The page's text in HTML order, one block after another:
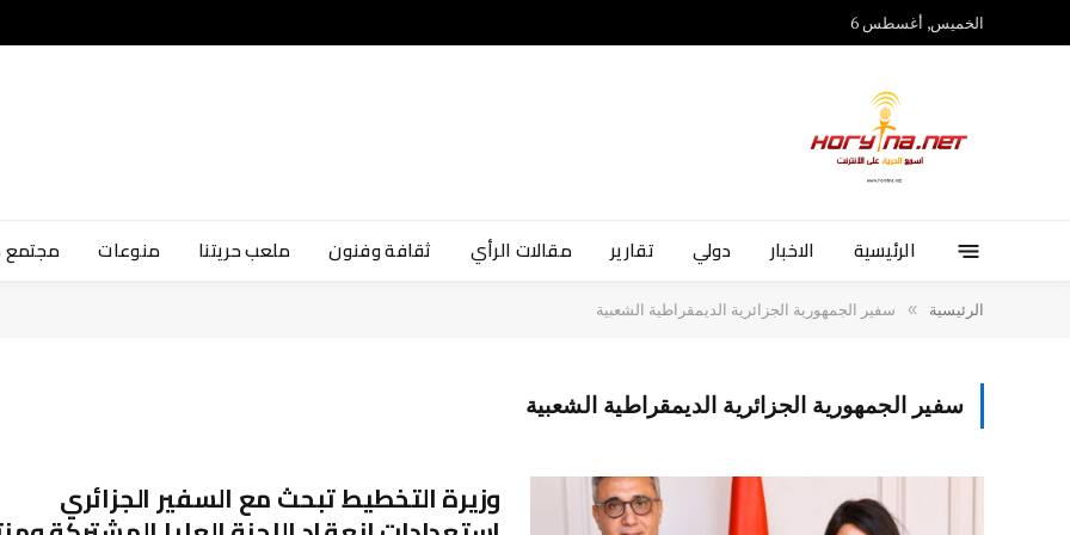
الخميس, أغسطس 6
الرئيسية الاخبار دولي تقارير مقالات الرأي ثقافة وفنون ملعب حريتنا منوعات
الرئيسية » سفير الجمهورية الجزائرية الديمقراطية الشعبية
سفير الجمهورية الجزائرية الديمقراطية الشعبية
وزيرة التخطيط تبحث مع السفير الجزائري